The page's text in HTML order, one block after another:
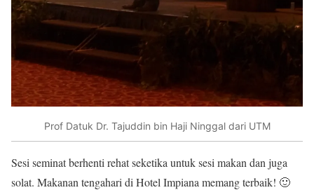
Prof Datuk Dr. Tajuddin bin Haji Ninggal dari UTM
Sesi seminat berhenti rehat seketika untuk sesi makan dan juga
solat. Makanan tengahari di Hotel Impiana memang terbaik! 🙂